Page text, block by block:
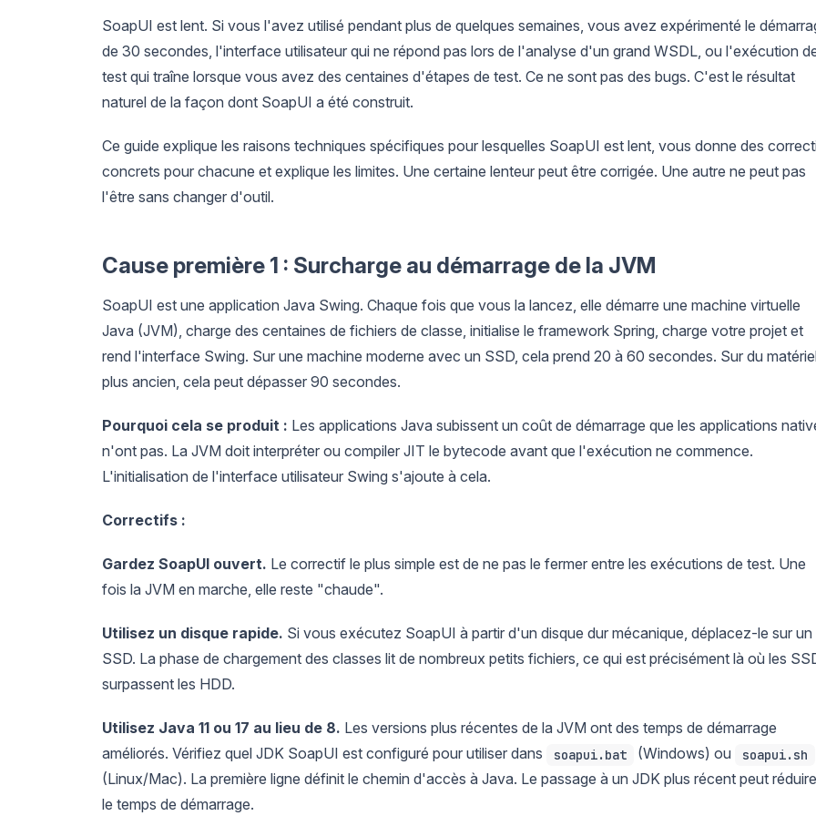
SoapUI est lent. Si vous l'avez utilisé pendant plus de quelques semaines, vous avez expérimenté le
de 30 secondes, l'interface utilisateur qui ne répond pas lors de l'analyse d'un grand WSDL, ou l'exécution
test qui traîne lorsque vous avez des centaines d'étapes de test. Ce ne sont pas des bugs. C'est le résultat
naturel de la façon dont SoapUI a été construit.
Ce guide explique les raisons techniques spécifiques pour lesquelles SoapUI est lent, vous donne des
concrets pour chacune et explique les limites. Une certaine lenteur peut être corrigée. Une autre ne peut pas
l'être sans changer d'outil.
Cause première 1 : Surcharge au démarrage de la JVM
SoapUI est une application Java Swing. Chaque fois que vous la lancez, elle démarre une machine virtuelle
Java (JVM), charge des centaines de fichiers de classe, initialise le framework Spring, charge votre projet et
rend l'interface Swing. Sur une machine moderne avec un SSD, cela prend 20 à 60 secondes. Sur du
plus ancien, cela peut dépasser 90 secondes.
Pourquoi cela se produit : Les applications Java subissent un coût de démarrage que les applications
n'ont pas. La JVM doit interpréter ou compiler JIT le bytecode avant que l'exécution ne commence.
L'initialisation de l'interface utilisateur Swing s'ajoute à cela.
Correctifs :
Gardez SoapUI ouvert. Le correctif le plus simple est de ne pas le fermer entre les exécutions de test. Une
fois la JVM en marche, elle reste "chaude".
Utilisez un disque rapide. Si vous exécutez SoapUI à partir d'un disque dur mécanique, déplacez-le sur un
SSD. La phase de chargement des classes lit de nombreux petits fichiers, ce qui est précisément là où les
surpassent les HDD.
Utilisez Java 11 ou 17 au lieu de 8. Les versions plus récentes de la JVM ont des temps de démarrage
améliorés. Vérifiez quel JDK SoapUI est configuré pour utiliser dans
soapui.bat (Windows) ou soapui.sh
(Linux/Mac). La première ligne définit le chemin d'accès à Java. Le passage à un JDK plus récent peut réduire
le temps de démarrage.